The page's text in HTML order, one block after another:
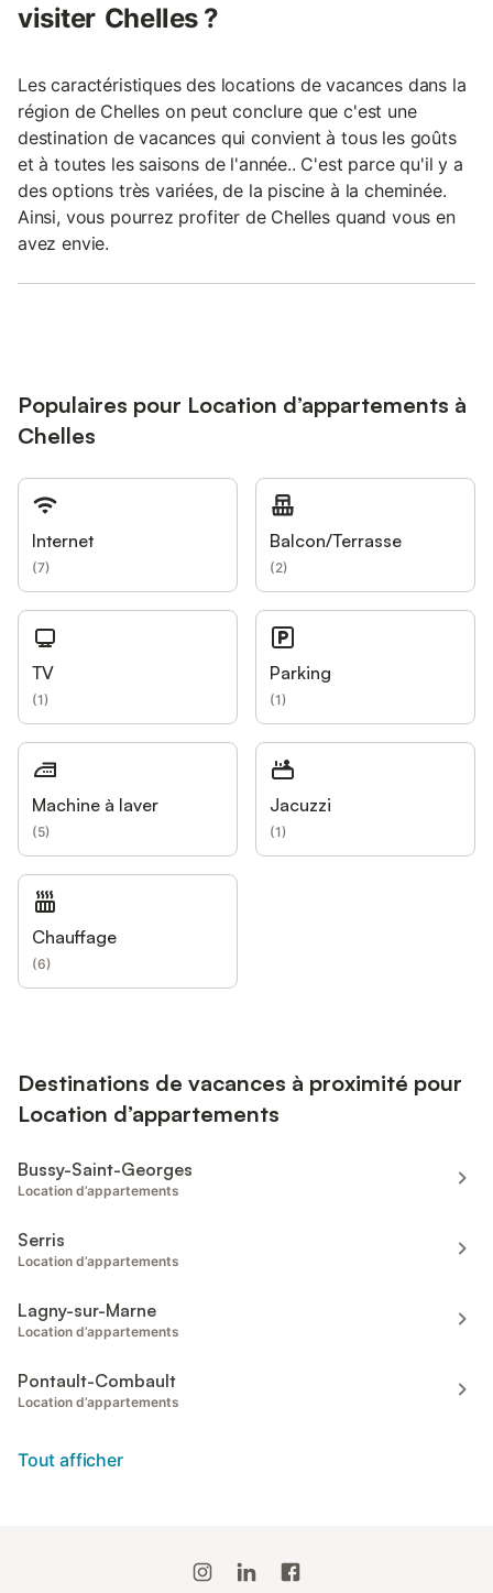
visiter Chelles ?
Les caractéristiques des locations de vacances dans la
région de Chelles on peut conclure que c'est une
destination de vacances qui convient à tous les goûts
et à toutes les saisons de l'année.. C'est parce qu'il y a
des options très variées, de la piscine à la cheminée.
Ainsi, vous pourrez profiter de Chelles quand vous en
avez envie.
Populaires pour Location d’appartements à
Chelles
Internet
(7)
Balcon/Terrasse
(2)
TV
(1)
Parking
(1)
Machine à laver
(5)
Jacuzzi
(1)
Chauffage
(6)
Destinations de vacances à proximité pour
Location d’appartements
Bussy-Saint-Georges
Location d’appartements
Serris
Location d’appartements
Lagny-sur-Marne
Location d’appartements
Pontault-Combault
Location d’appartements
Tout afficher